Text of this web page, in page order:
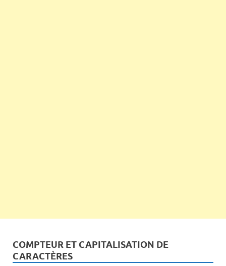
COMPTEUR ET CAPITALISATION DE
CARACTÈRES